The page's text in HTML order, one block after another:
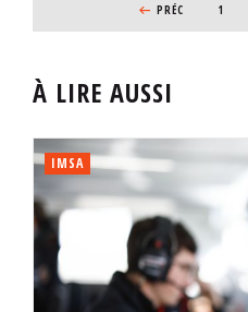
PAGE PRÉCÉDENTE
PRÉC PAGE
1
À LIRE AUSSI
IMSA